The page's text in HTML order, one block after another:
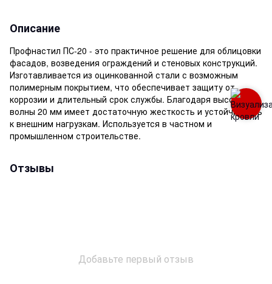
Описание
Профнастил ПС-20 - это практичное решение для облицовки
фасадов, возведения ограждений и стеновых конструкций.
Изготавливается из оцинкованной стали с возможным
полимерным покрытием, что обеспечивает защиту от
коррозии и длительный срок службы. Благодаря высоте
волны 20 мм имеет достаточную жесткость и устойчивость
к внешним нагрузкам. Используется в частном и
промышленном строительстве.
Отзывы
Добавьте первый отзыв